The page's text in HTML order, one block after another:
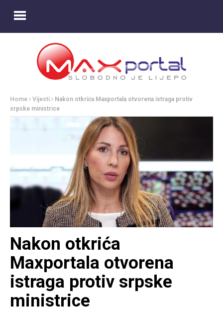
Home Vijesti
Nakon otkrića Maxportala otvorena istraga protiv
srpske ministrice
Nakon otkrića
Maxportala otvorena
istraga protiv srpske
ministrice